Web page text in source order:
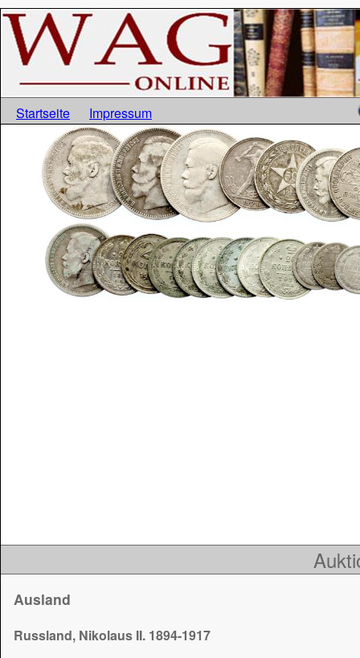
Startseite Impressum
Ausland
Russland, Nikolaus II. 1894-1917